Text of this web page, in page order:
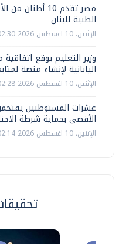
مصر تقدم 10
الطبية للبنان
الإثنين، 10 اغسطس 2026 02:30 م
وزير التعليم يوقع
اليابانية لإنشاء منصة
الإثنين، 10 اغسطس 2026 02:28 م
عشرات المستوطنين
الأقصى بحماية شرطة
الإثنين، 10 اغسطس 2026 02:14 م